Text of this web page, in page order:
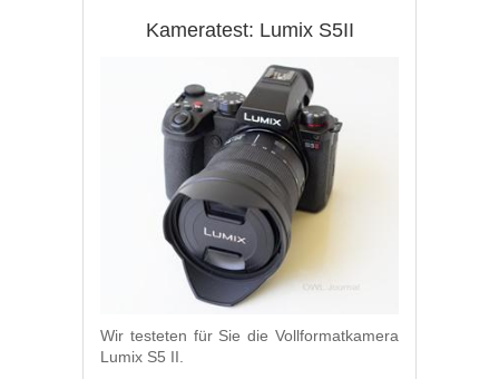
Kameratest: Lumix S5II
Wir testeten für Sie die Vollformatkamera
Lumix S5 II.